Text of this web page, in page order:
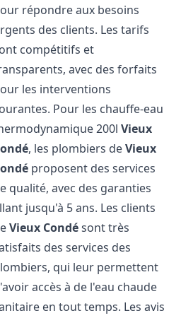
répondre aux besoins
des clients. Les tarifs
compétitifs et
avec des forfaits
les interventions
Pour les chauffe-eau
200lVieux
, les plombiers deVieux
proposent des services
qualité, avec des garanties
jusqu'à 5 ans. Les clients
Vieux Condésont très
des services des
qui leur permettent
accès à de l'eau chaude
en tout temps. Les avis